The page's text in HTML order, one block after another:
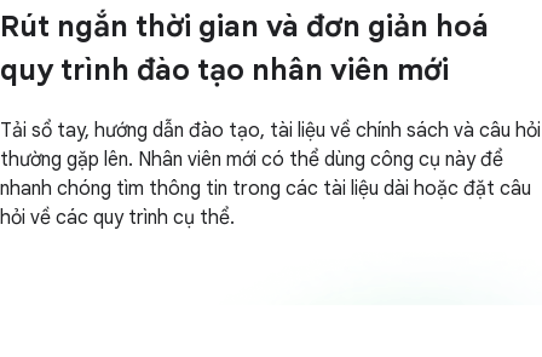
Rút ngắn thời gian và đơn giản hoá
quy trình đào tạo nhân viên mới
Tải sổ tay, hướng dẫn đào tạo, tài liệu về chính sách và câu hỏi
thường gặp lên. Nhân viên mới có thể dùng công cụ này để
nhanh chóng tìm thông tin trong các tài liệu dài hoặc đặt câu
hỏi về các quy trình cụ thể.